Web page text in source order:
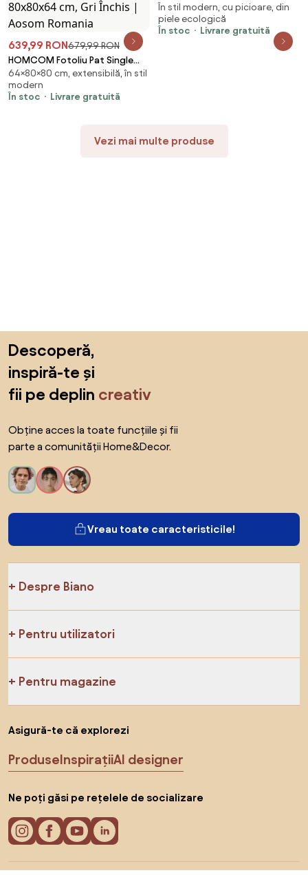
639,99 RON679,99 RON
HOMCOM Fotoliu Pat Single
Pliabil Modern, Fotoliu de Podea
Compact Convertibil în
Șezlong și Saltea, Pat pentru
64×80×80 cm, extensibilă, în stil
modern
În stoc
Livrare gratuită
Brațe și Tapițerie Groasă,
213x86x79 cm, Negru | Aosom
Romania
În stil modern, cu picioare, din
piele ecologică
În stoc
Livrare gratuită
Vezi mai multe produse
Descoperă,
inspiră-te și
fii pe deplin creativ
Obține acces la toate funcțiile și fii
parte a comunității Home&Decor.
Vreau toate caracteristicile!
Despre Biano
Pentru utilizatori
Pentru magazine
Asigură-te că explorezi
ProduseInspirațiiAI designer
Ne poți găsi pe rețelele de socializare